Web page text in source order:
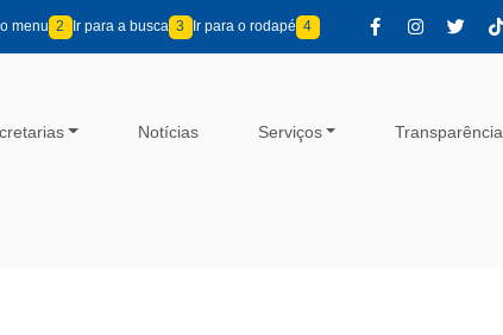
menu 2 Ir para a busca 3 Ir para o rodapé 4
Notícias Serviços Transparência